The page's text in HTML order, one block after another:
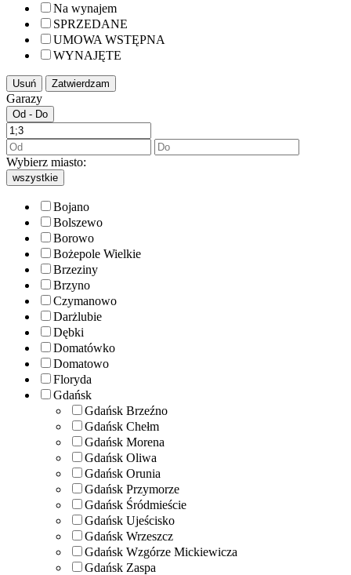
Na wynajem
SPRZEDANE
UMOWA WSTĘPNA
WYNAJĘTE
Usuń Zatwierdzam
Garazy
Od - Do
Wybierz miasto:
wszystkie
Bojano
Bolszewo
Borowo
Bożepole Wielkie
Brzeziny
Brzyno
Czymanowo
Darżlubie
Dębki
Domatówko
Domatowo
Floryda
Gdańsk
Gdańsk Brzeźno
Gdańsk Chełm
Gdańsk Morena
Gdańsk Oliwa
Gdańsk Orunia
Gdańsk Przymorze
Gdańsk Śródmieście
Gdańsk Ujeścisko
Gdańsk Wrzeszcz
Gdańsk Wzgórze Mickiewicza
Gdańsk Zaspa